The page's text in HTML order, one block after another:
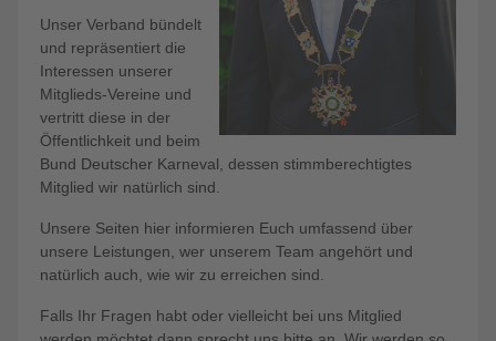
Unser Verband bündelt
und repräsentiert die
Interessen unserer
Mitglieds-Vereine und
vertritt diese in der
Öffentlichkeit und beim
Bund Deutscher Karneval, dessen stimmberechtigtes
Mitglied wir natürlich sind.
Unsere Seiten hier informieren Euch umfassend über
unsere Leistungen, wer unserem Team angehört und
natürlich auch, wie wir zu erreichen sind.
Falls Ihr Fragen habt oder vielleicht bei uns Mitglied